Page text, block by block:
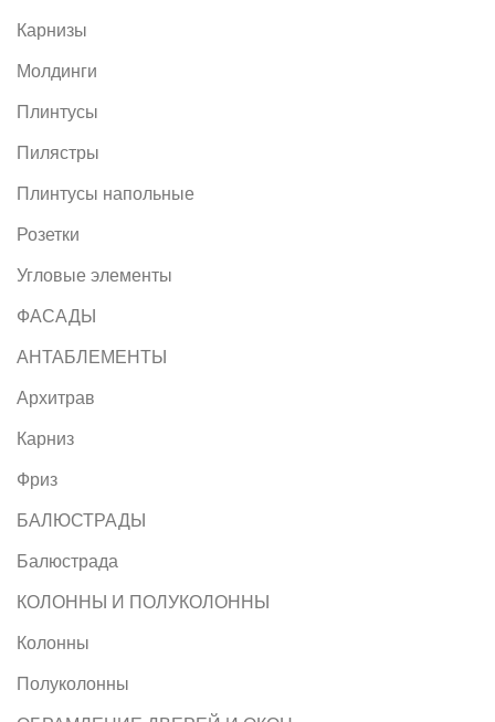
Карнизы
Молдинги
Плинтусы
Пилястры
Плинтусы напольные
Розетки
Угловые элементы
ФАСАДЫ
АНТАБЛЕМЕНТЫ
Архитрав
Карниз
Фриз
БАЛЮСТРАДЫ
Балюстрада
КОЛОННЫ И ПОЛУКОЛОННЫ
Колонны
Полуколонны